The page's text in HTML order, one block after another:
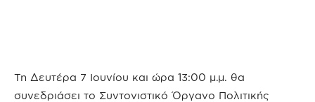
Τη Δευτέρα 7 Ιουνίου και ώρα 13:00 μ.μ. θα
συνεδριάσει το Συντονιστικό Όργανο Πολιτικής